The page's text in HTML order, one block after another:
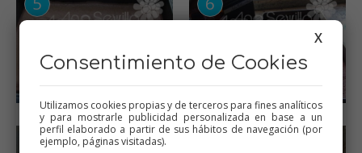
X
Consentimiento de Cookies
Utilizamos cookies propias y de terceros para fines analíticos
y para mostrarle publicidad personalizada en base a un
perfil elaborado a partir de sus hábitos de navegación (por
ejemplo, páginas visitadas).